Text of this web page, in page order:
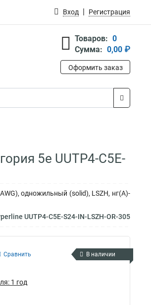
Вход Регистрация
Товаров: 0
Сумма: 0,00 ₽
Оформить заказ
5e UUTP4-C5E-
одножильный (solid), LSZH, нг(А)-
UUTP4-C5E-S24-IN-LSZH-OR-305
Сравнить В наличии
1 год